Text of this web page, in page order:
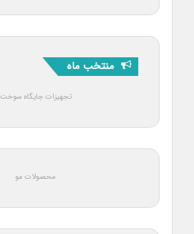
منتخب ماه
تجهیزات جایگاه سوخت
محصولات مو